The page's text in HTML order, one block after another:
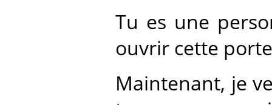
Tu es une
ouvrir cette
Maintenant, je